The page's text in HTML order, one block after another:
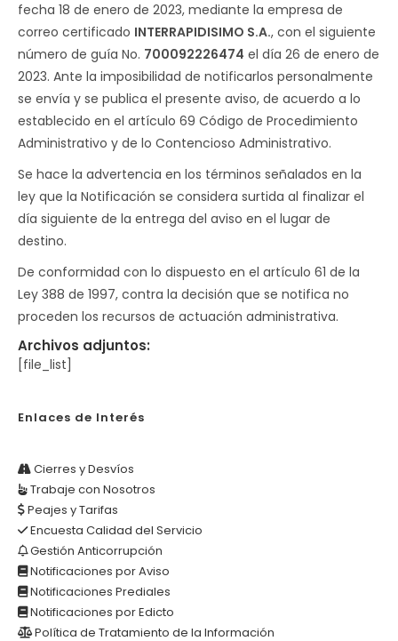
fecha 18 de enero de 2023, mediante la empresa de
correo certificado INTERRAPIDISIMO S.A., con el siguiente
número de guía No. 700092226474 el día 26 de enero de
2023. Ante la imposibilidad de notificarlos personalmente
se envía y se publica el presente aviso, de acuerdo a lo
establecido en el artículo 69 Código de Procedimiento
Administrativo y de lo Contencioso Administrativo.
Se hace la advertencia en los términos señalados en la
ley que la Notificación se considera surtida al finalizar el
día siguiente de la entrega del aviso en el lugar de
destino.
De conformidad con lo dispuesto en el artículo 61 de la
Ley 388 de 1997, contra la decisión que se notifica no
proceden los recursos de actuación administrativa.
Archivos adjuntos:
[file_list]
Enlaces de Interés
Cierres y Desvíos
Trabaje con Nosotros
Peajes y Tarifas
Encuesta Calidad del Servicio
Gestión Anticorrupción
Notificaciones por Aviso
Notificaciones Prediales
Notificaciones por Edicto
Política de Tratamiento de la Información